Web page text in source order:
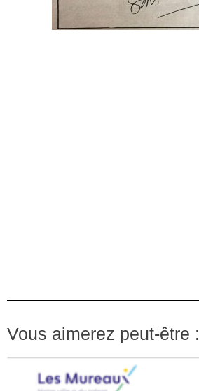
Vous aimerez peut-être :